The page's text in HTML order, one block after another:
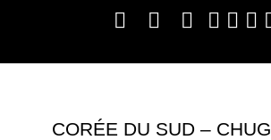
CORÉE DU SUD –